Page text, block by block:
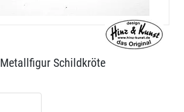
Metallfigur Schildkröte